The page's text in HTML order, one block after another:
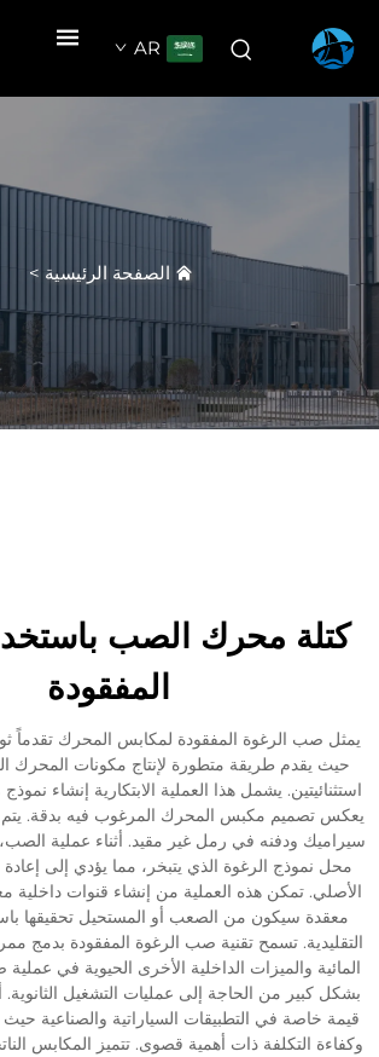
AR
الصفحة الرئيسية>
كتلة محرك الصب
المفقودة
يمثل صب الرغوة المفقودة لمكابس المحرك تقدماً
حيث يقدم طريقة متطورة لإنتاج مكونات المحرك
استثنائيتين. يشمل هذا العملية الابتكارية إنشاء
يعكس تصميم مكبس المحرك المرغوب فيه بدقة. يتم
سيراميك ودفنه في رمل غير مقيد. أثناء عملية
محل نموذج الرغوة الذي يتبخر، مما يؤدي إلى إعادة
الأصلي. تمكن هذه العملية من إنشاء قنوات داخلية
معقدة سيكون من الصعب أو المستحيل تحقيقها
التقليدية. تسمح تقنية صب الرغوة المفقودة بدمج
المائية والميزات الداخلية الأخرى الحيوية في
بشكل كبير من الحاجة إلى عمليات التشغيل الثانوية.
قيمة خاصة في التطبيقات السياراتية والصناعية حيث
وكفاءة التكلفة ذات أهمية قصوى. تتميز المكابس